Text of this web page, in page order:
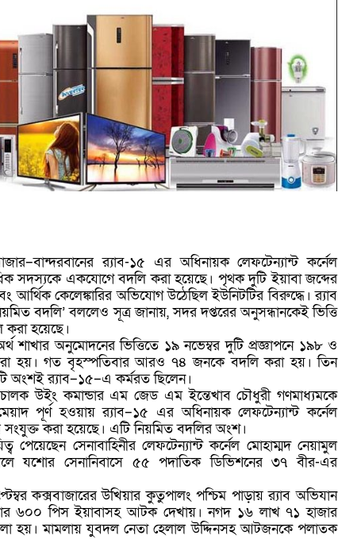
র‍্যাব-১৫ এর অধিনায়ক লেফটেন্যান্ট কর্নেল
সদস্যকে একযোগে বদলি করা হয়েছে। পৃথক দুটি ইয়াবা জব্দের
আর্থিক কেলেঙ্কারির অভিযোগ উঠেছিল ইউনিটটির বিরুদ্ধে। র‍্যাব
বদলি’ বললেও সূত্র জানায়, সদর দপ্তরের অনুসন্ধানকেই ভিত্তি
হয়েছে।
শাখার অনুমোদনের ভিত্তিতে ১৯ নভেম্বর দুটি প্রজ্ঞাপনে ১৯৮ ও
হয়। গত বৃহস্পতিবার আরও ৭৪ জনকে বদলি করা হয়। তিন
র‍্যাব–১৫–এ কর্মরত ছিলেন।
উইং কমান্ডার এম জেড এম ইন্তেখাব চৌধুরী গণমাধ্যমকে
পূর্ণ হওয়ায় র‍্যাব–১৫ এর অধিনায়ক লেফটেন্যান্ট কর্নেল
করা হয়েছে। এটি নিয়মিত বদলির অংশ।
পেয়েছেন সেনাবাহিনীর লেফটেন্যান্ট কর্নেল মোহাম্মদ নেয়ামুল
যশোর সেনানিবাসে ৫৫ পদাতিক ডিভিশনের ৩৭ বীর-এর
কক্সবাজারের উখিয়ার কুতুপালং পশ্চিম পাড়ায় র‍্যাব অভিযান
৬০০ পিস ইয়াবাসহ আটক দেখায়। নগদ ১৬ লাখ ৭১ হাজার
হয়। মামলায় যুবদল নেতা হেলাল উদ্দিনসহ আটজনকে পলাতক